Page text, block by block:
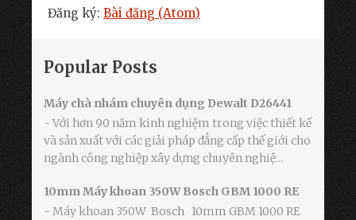
Đăng ký: Bài đăng (Atom)
Popular Posts
Máy chà nhám chuyên dụng Dewalt D26441
- Với hơn 90 năm kinh nghiệm trong việc thiết kế
và sản xuất với các giải pháp đẳng cấp thế giới cho
ngành công nghiệp xây dựng chuyên nghiệ...
10mm Máy khoan 350W Bosch GBM 1000 RE
- Máy khoan 350W Bosch 10mm GBM 1000 RE